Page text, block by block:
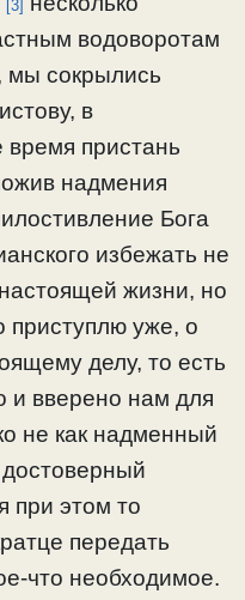
[3]
водоворотам
мы сокрылись
в
пристань
надмения
Бога
избежать не
жизни, но
приступлю уже, о
делу, то есть
и вверено нам для
не как надменный
при этом то
передать
что необходимое.